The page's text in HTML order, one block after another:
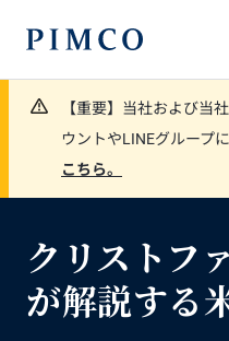
【重要】当社および当
ウントやLINEグループ
こちら。
クリストフ
が解説する